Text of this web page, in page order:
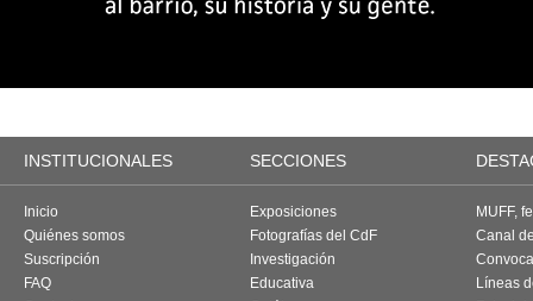
INSTITUCIONALES SECCIONES
Inicio
Quiénes somos
Suscripción
FAQ
Exposiciones
Fotografías del CdF
Investigación
Educativa
MUFF,
Canal
Líneas